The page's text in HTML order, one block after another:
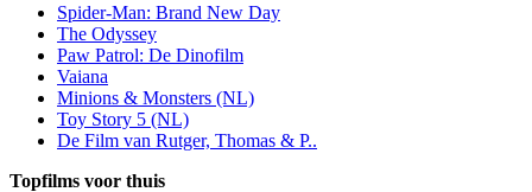
Spider-Man: Brand New Day
The Odyssey
Paw Patrol: De Dinofilm
Vaiana
Minions & Monsters (NL)
Toy Story 5 (NL)
De Film van Rutger, Thomas & P..
Topfilms voor thuis